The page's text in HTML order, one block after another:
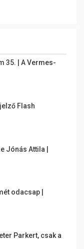
35. | A Vermes-
Flash
Jónás Attila |
odacsap |
Parkert, csak a